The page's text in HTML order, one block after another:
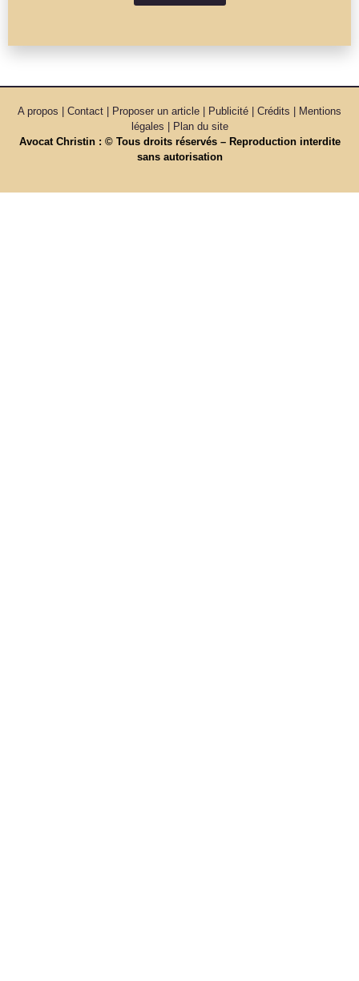
A propos | Contact | Proposer un article | Publicité | Crédits | Mentions
légales |
Plan du site
Avocat Christin : © Tous droits réservés – Reproduction interdite
sans autorisation